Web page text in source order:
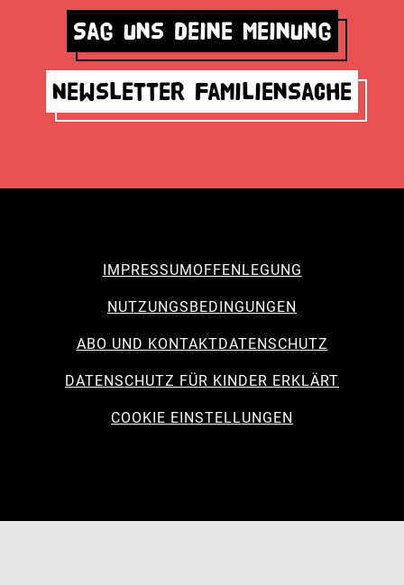
Sag uns deine Meinung
Newsletter Familiensache
IMPRESSUMOFFENLEGUNG
NUTZUNGSBEDINGUNGEN
ABO UND KONTAKTDATENSCHUTZ
DATENSCHUTZ FÜR KINDER ERKLÄRT
COOKIE EINSTELLUNGEN